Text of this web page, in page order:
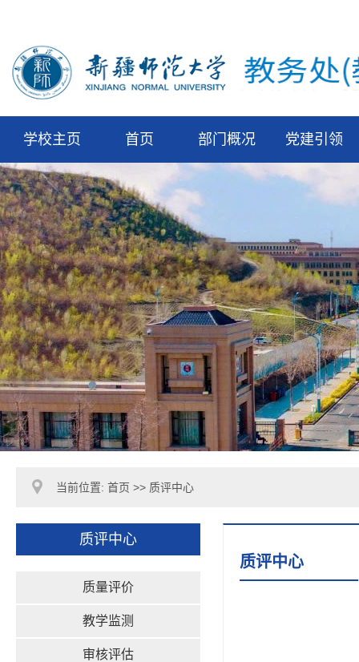
学校主页 首页 部门概况 党建引领
当前位置: 首页 >> 质评中心
质评中心
质量评价
教学监测
审核评估
质评中心